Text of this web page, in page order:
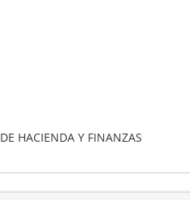
HACIENDA Y FINANZAS